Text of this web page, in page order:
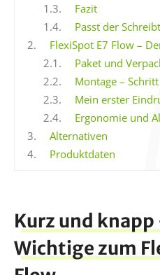
1.3.
Fazit
1.4.
Passt der
2.
FlexiSpot E7 Flow –
2.1.
Paket und
2.2.
Montage –
2.3.
Mein erster
2.4.
Ergonomie und
3.
Alternativen
4.
Produktdaten
Kurz und knapp
Wichtige zum